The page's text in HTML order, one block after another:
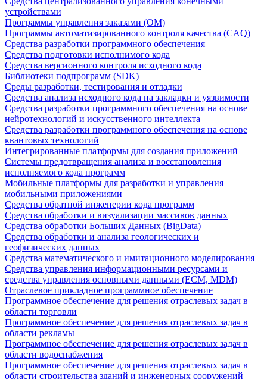
устройствами
Программы управления заказами (OM)
Программы автоматизированного контроля качества (CAQ)
Средства разработки программного обеспечения
Средства подготовки исполнимого кода
Средства версионного контроля исходного кода
Библиотеки подпрограмм (SDK)
Среды разработки, тестирования и отладки
Средства анализа исходного кода на закладки и уязвимости
Средства разработки программного обеспечения на основе
нейротехнологий и искусственного интеллекта
Средства разработки программного обеспечения на основе
квантовых технологий
Интегрированные платформы для создания приложений
Системы предотвращения анализа и восстановления
исполняемого кода программ
Мобильные платформы для разработки и управления
мобильными приложениями
Средства обратной инженерии кода программ
Средства обработки и визуализации массивов данных
Средства обработки Больших Данных (BigData)
Средства обработки и анализа геологических и
геофизических данных
Средства математического и имитационного моделирования
Средства управления информационными ресурсами и
средства управления основными данными (ECM, MDM)
Отраслевое прикладное программное обеспечение
Программное обеспечение для решения отраслевых задач в
области торговли
Программное обеспечение для решения отраслевых задач в
области рекламы
Программное обеспечение для решения отраслевых задач в
области водоснабжения
Программное обеспечение для решения отраслевых задач в
области строительства зданий и инженерных сооружений